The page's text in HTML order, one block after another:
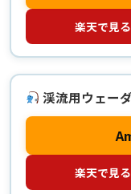
楽天で見る
渓流用ウェー
楽天で見る